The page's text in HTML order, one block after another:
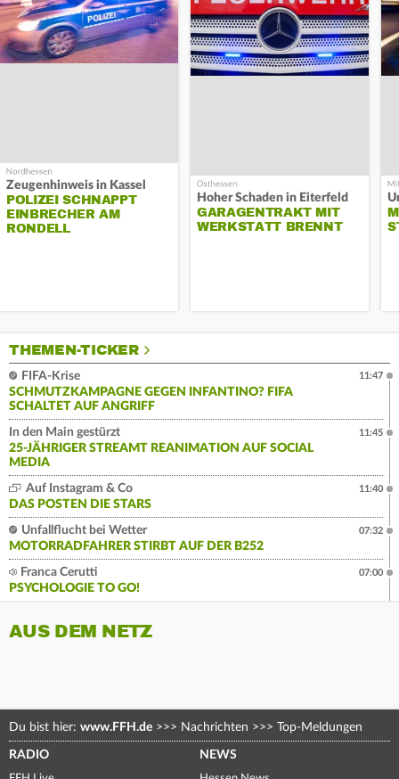
Zeugenhinweis in Kassel
POLIZEI SCHNAPPT
EINBRECHER AM
RONDELL
Hoher Schaden in Eiterfeld
GARAGENTRAKT MIT
WERKSTATT BRENNT
THEMEN-TICKER
FIFA-Krise
SCHMUTZKAMPAGNE GEGEN INFANTINO? FIFA
SCHALTET AUF ANGRIFF
11:47
In den Main gestürzt
25-JÄHRIGER STREAMT REANIMATION AUF SOCIAL
MEDIA
11:45
Auf Instagram & Co
DAS POSTEN DIE STARS
11:40
Unfallflucht bei Wetter
MOTORRADFAHRER STIRBT AUF DER B252
07:32
Franca Cerutti
PSYCHOLOGIE TO GO!
07:00
AUS DEM NETZ
Du bist hier: www.FFH.de >>> Nachrichten >>> Top-Meldungen
RADIO NEWS